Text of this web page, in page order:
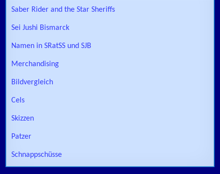
Saber Rider and the Star Sheriffs
Sei Jushi Bismarck
Namen in SRatSS und SJB
Merchandising
Bildvergleich
Cels
Skizzen
Patzer
Schnappschüsse